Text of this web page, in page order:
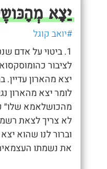
יַצָא
#יואב קוגל
1. ביטוי על אדם
לציבור
יצא מהארון עדיין.
לומר יצא מהארון
מהכושלאמא שלו״
לא צריך לצאת
וברור לנו שהוא
את נשמתו